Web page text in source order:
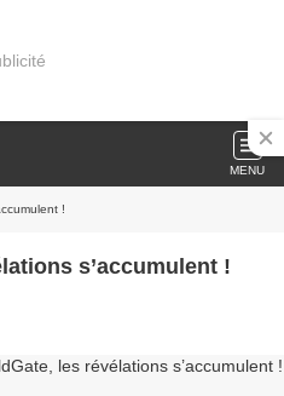
MENU
!
s’accumulent !